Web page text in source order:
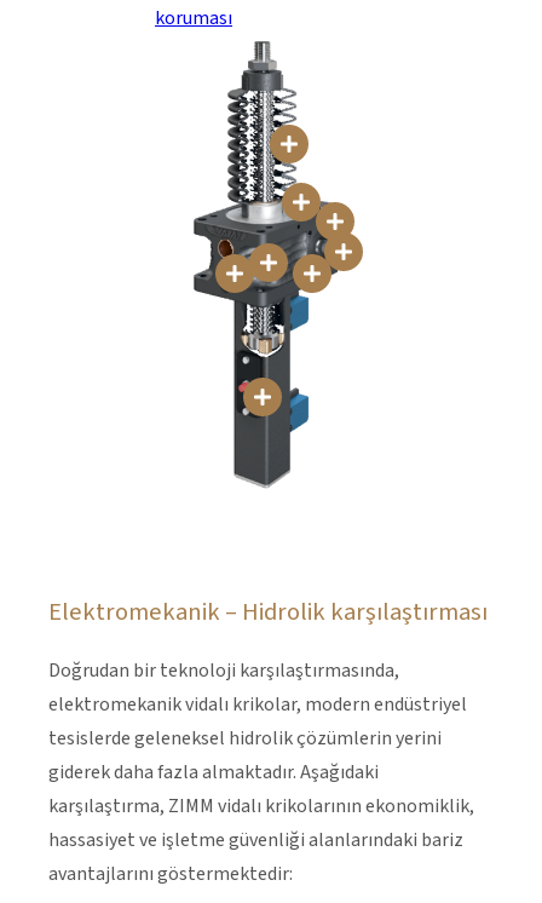
koruması
Elektromekanik – Hidrolik karşılaştırması
Doğrudan bir teknoloji karşılaştırmasında,
elektromekanik vidalı krikolar, modern endüstriyel
tesislerde geleneksel hidrolik çözümlerin yerini
giderek daha fazla almaktadır. Aşağıdaki
karşılaştırma, ZIMM vidalı krikolarının ekonomiklik,
hassasiyet ve işletme güvenliği alanlarındaki bariz
avantajlarını göstermektedir: